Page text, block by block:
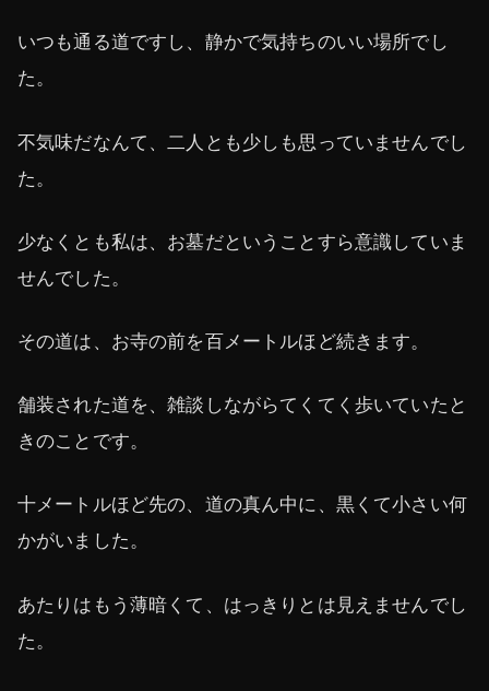
いつも通る道ですし、静かで気持ちのいい場所でし
た。
不気味だなんて、二人とも少しも思っていませんでし
た。
少なくとも私は、お墓だということすら意識していま
せんでした。
その道は、お寺の前を百メートルほど続きます。
舗装された道を、雑談しながらてくてく歩いていたと
きのことです。
十メートルほど先の、道の真ん中に、黒くて小さい何
かがいました。
あたりはもう薄暗くて、はっきりとは見えませんでし
た。